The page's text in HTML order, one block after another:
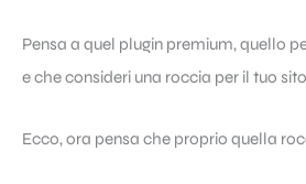
Pensa a quel plugin premium, quello
e che consideri una roccia per il tuo
Ecco, ora pensa che proprio quella